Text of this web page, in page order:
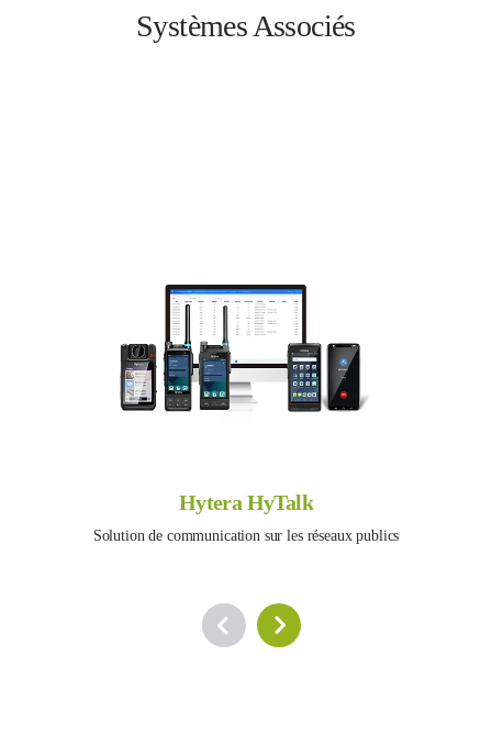
Systèmes Associés
Hytera HyTalk
Solution de communication sur les réseaux publics